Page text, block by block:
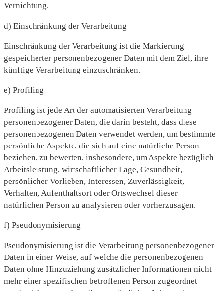
Vernichtung.
d) Einschränkung der Verarbeitung
Einschränkung der Verarbeitung ist die Markierung
gespeicherter personenbezogener Daten mit dem Ziel, ihre
künftige Verarbeitung einzuschränken.
e) Profiling
Profiling ist jede Art der automatisierten Verarbeitung
personenbezogener Daten, die darin besteht, dass diese
personenbezogenen Daten verwendet werden, um bestimmte
persönliche Aspekte, die sich auf eine natürliche Person
beziehen, zu bewerten, insbesondere, um Aspekte bezüglich
Arbeitsleistung, wirtschaftlicher Lage, Gesundheit,
persönlicher Vorlieben, Interessen, Zuverlässigkeit,
Verhalten, Aufenthaltsort oder Ortswechsel dieser
natürlichen Person zu analysieren oder vorherzusagen.
f) Pseudonymisierung
Pseudonymisierung ist die Verarbeitung personenbezogener
Daten in einer Weise, auf welche die personenbezogenen
Daten ohne Hinzuziehung zusätzlicher Informationen nicht
mehr einer spezifischen betroffenen Person zugeordnet